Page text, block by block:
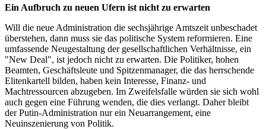
Ein Aufbruch zu neuen Ufern ist nicht zu erwarten
Will die neue Administration die sechsjährige Amtszeit unbeschadet
überstehen, dann muss sie das politische System reformieren. Eine
umfassende Neugestaltung der gesellschaftlichen Verhältnisse, ein
"New Deal", ist jedoch nicht zu erwarten. Die Politiker, hohen
Beamten, Geschäftsleute und Spitzenmanager, die das herrschende
Elitenkartell bilden, haben kein Interesse, Finanz- und
Machtressourcen abzugeben. Im Zweifelsfalle würden sie sich wohl
auch gegen eine Führung wenden, die dies verlangt. Daher bleibt
der Putin-Administration nur ein Neuarrangement, eine
Neuinszenierung von Politik.